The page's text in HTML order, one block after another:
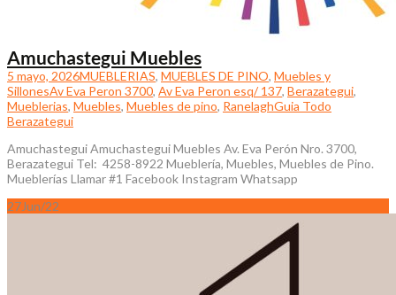
Amuchastegui Muebles
5 mayo, 2026MUEBLERIAS, MUEBLES DE PINO, Muebles y
SillonesAv Eva Peron 3700, Av Eva Peron esq/ 137, Berazategui,
Mueblerias, Muebles, Muebles de pino, RanelaghGuia Todo
Berazategui
Amuchastegui Amuchastegui Muebles Av. Eva Perón Nro. 3700,
Berazategui Tel: 4258-8922 Mueblería, Muebles, Muebles de Pino.
Mueblerías Llamar #1 Facebook Instagram Whatsapp
27Jun/22